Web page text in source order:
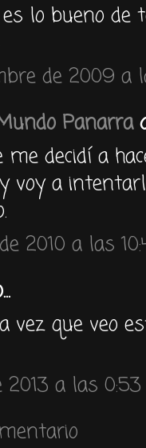
lo bueno de
de 2009 a
Panarra
me decidí a
voy a
2010 a las
vez que veo
a las 0:53